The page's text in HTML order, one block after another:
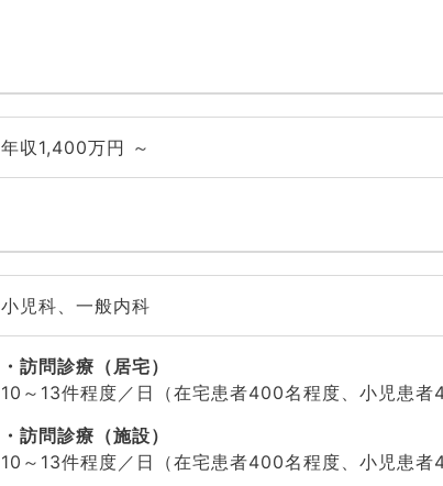
年収1,400万円 ～
小児科、一般内科
訪問診療（居宅）
10～13件程度／日（在宅患者400名程度、小児患者
訪問診療（施設）
10～13件程度／日（在宅患者400名程度、小児患者